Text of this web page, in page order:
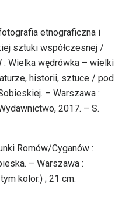
etnograficzna i
sztuki współczesnej /
Wielka wędrówka – wielki
historii, sztuce / pod
– Warszawa :
2017. – S.
Romów/Cyganów :
– Warszawa :
kolor.) ; 21 cm.